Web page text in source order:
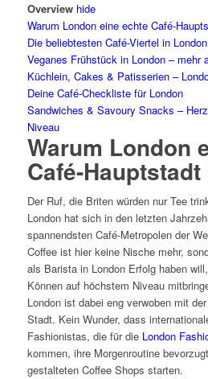
Overview hide
Warum London eine echte Café-
Die beliebtesten Café-Viertel in
Veganes Frühstück in London – mehr
Küchlein, Cakes & Patisserien –
Deine Café-Checkliste für London
Sandwiches & Savoury Snacks –
Niveau
Warum London
Café-
Der Ruf, die Briten würden nur Tee
London hat sich in den letzten
spannendsten Café-Metropolen der
Coffee ist hier keine Nische mehr,
als Barista in London Erfolg haben
Können auf höchstem Niveau
London ist dabei eng verwoben mit
Stadt. Kein Wunder, dass
Fashionistas, die für die London
kommen, ihre Morgenroutine
gestalteten Coffee Shops starten.